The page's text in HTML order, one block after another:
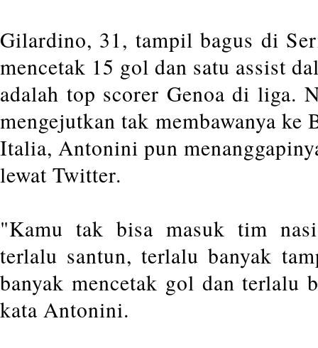
Gilardino, 31, tampil bagus di
mencetak 15 gol dan satu assist
adalah top scorer Genoa di liga.
mengejutkan tak membawanya
Italia, Antonini pun
lewat Twitter.
"Kamu tak bisa masuk tim
terlalu santun, terlalu banyak
banyak mencetak gol dan terlalu
kata Antonini.